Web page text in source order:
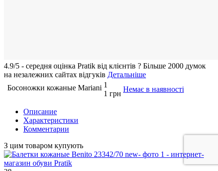
4.9/5 - середня оцiнка Pratik вiд клієнтів ? Більше 2000 думок
на незалежних сайтах відгуків Детальніше
Босоножки кожаные Mariani 1
1 грн
Немає в наявності
Описание
Характеристики
Комментарии
З цим товаром купують